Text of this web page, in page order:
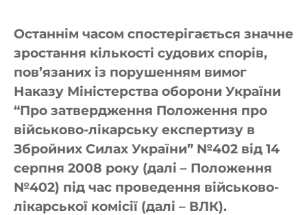
Останнім часом спостерігається значне
зростання кількості судових спорів,
пов’язаних із порушенням вимог
Наказу Міністерства оборони України
“Про затвердження Положення про
військово-лікарську експертизу в
Збройних Силах України” №402 від 14
серпня 2008 року (далі – Положення
№402) під час проведення військово-
лікарської комісії (далі – ВЛК).